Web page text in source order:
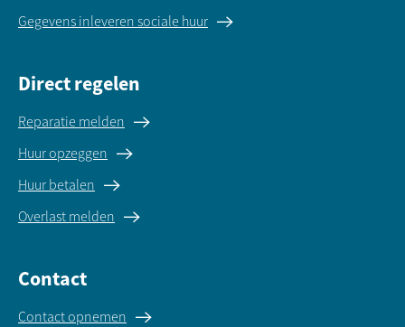
Gegevens inleveren sociale huur
Direct regelen
Reparatie melden
Huur opzeggen
Huur betalen
Overlast melden
Contact
Contact opnemen